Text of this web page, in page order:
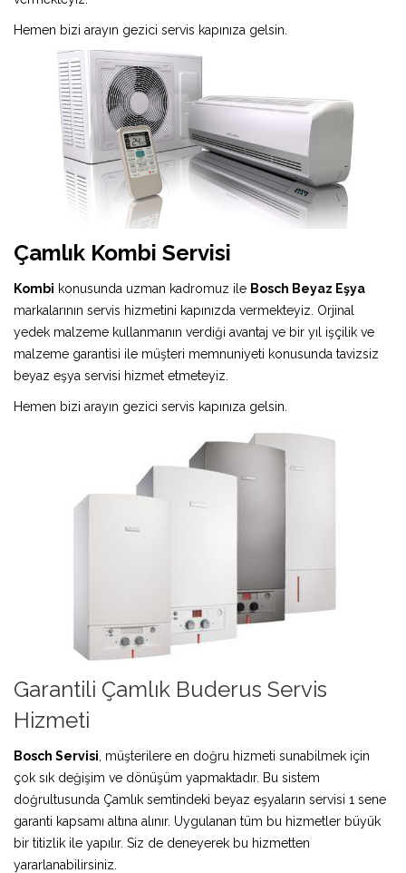
Hemen bizi arayın gezici servis kapınıza gelsin.
Çamlık Kombi Servisi
Kombi konusunda uzman kadromuz ile Bosch Beyaz Eşya
markalarının servis hizmetini kapınızda vermekteyiz. Orjinal
yedek malzeme kullanmanın verdiği avantaj ve bir yıl işçilik ve
malzeme garantisi ile müşteri memnuniyeti konusunda tavizsiz
beyaz eşya servisi hizmet etmeteyiz.
Hemen bizi arayın gezici servis kapınıza gelsin.
Garantili Çamlık Buderus Servis
Hizmeti
Bosch Servisi , müşterilere en doğru hizmeti sunabilmek için
çok sık değişim ve dönüşüm yapmaktadır. Bu sistem
doğrultusunda Çamlık semtindeki beyaz eşyaların servisi 1 sene
garanti kapsamı altına alınır. Uygulanan tüm bu hizmetler büyük
bir titizlik ile yapılır. Siz de deneyerek bu hizmetten
yararlanabilirsiniz.